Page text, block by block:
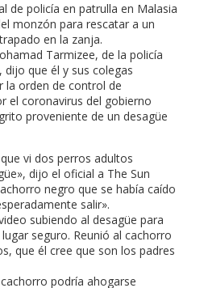
de policía en patrulla en Malasia
monzón para rescatar a un
en la zanja.
Tarmizee, de la policía
que él y sus colegas
la orden de control de
el coronavirus del gobierno
proveniente de un desagüe
vi dos perros adultos
dijo el oficial a The Sun
negro que se había caído
salir».
subiendo al desagüe para
seguro. Reunió al cachorro
que él cree que son los padres
podría ahogarse